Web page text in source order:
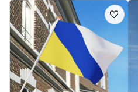
Voeg
toe